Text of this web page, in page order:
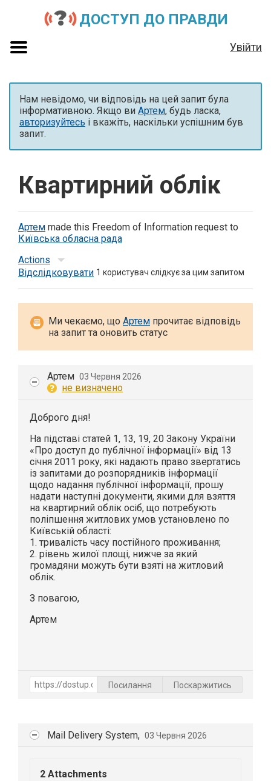
ДОСТУП ДО ПРАВДИ
Увійти
Нам невідомо, чи відповідь на цей запит була
інформативною. Якщо ви Артем, будь ласка,
авторизуйтесь і вкажіть, наскільки успішним був
запит.
Квартирний облік
Артем made this Freedom of Information request to
Київська обласна рада
Actions
Відслідковувати 1 користувач слідкує за цим запитом
Ми чекаємо, що Артем прочитає відповідь
на запит та оновить статус
Артем 03 Червня 2026
не визначено
Доброго дня!
На підставі статей 1, 13, 19, 20 Закону України
«Про доступ до публічної інформації» від 13
січня 2011 року, які надають право звертатись
із запитами до розпорядників інформації
щодо надання публічної інформації, прошу
надати наступні документи, якими для взяття
на квартирний облік осіб, що потребують
поліпшення житлових умов установлено по
Київській області:
1. тривалість часу постійного проживання;
2. рівень жилої площі, нижче за який
громадяни можуть бути взяті на житловий
облік.
З повагою,
Артем
Посилання Поскаржитись
Mail Delivery System, 03 Червня 2026
2 Attachments